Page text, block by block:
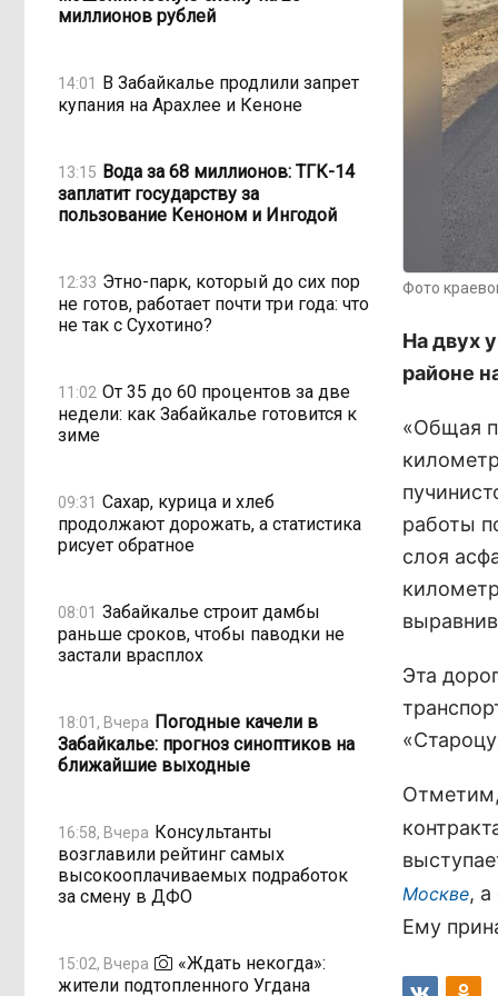
миллионов рублей
14:01 В Забайкалье продлили запрет
купания на Арахлее и Кеноне
13:15 Вода за 68 миллионов: ТГК-14
заплатит государству за
пользование Кеноном и Ингодой
12:33 Этно-парк, который до сих пор
не готов, работает почти три года: что
не так с Сухотино?
11:02 От 35 до 60 процентов за две
недели: как Забайкалье готовится к
зиме
09:31 Сахар, курица и хлеб
продолжают дорожать, а статистика
рисует обратное
08:01 Забайкалье строит дамбы
раньше сроков, чтобы паводки не
застали врасплох
18:01, Вчера Погодные качели в
Забайкалье: прогноз синоптиков на
ближайшие выходные
16:58, Вчера Консультанты
возглавили рейтинг самых
высокооплачиваемых подработок
за смену в ДФО
15:02, Вчера
«Ждать некогда»:
жители подтопленного Угдана
Фото
На двух
районе
«Общая
работы
слоя
Эта
Москве, а
Ему